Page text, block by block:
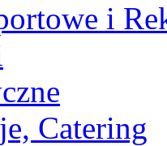
i
Catering